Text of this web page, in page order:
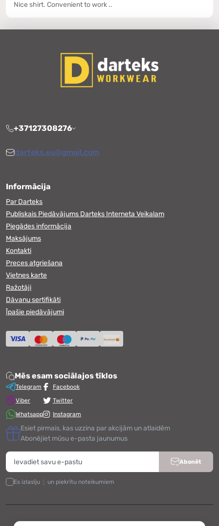
Nice shirt. Convenient to work ..
+37127308276
darteks.eu@gmail.com
Informācija
Par Darteks
Publiskais Piedāvājums Darteks Interneta Veikalam
Piegādes informācija
Maksājums
Kontakti
Preces atgriešana
Vietnes karte
Ražotāji
Dāvanu sertifikāti
Īpašie piedāvājumi
Mēs esam sociālajos tīklos
Telegram
Viber
Whatsapp
Facebook
Twitter
Instagram
Esiet pirmais, kas uzzina par akcijām un atlaidēm
Abonējiet mūsu e-pasta jaunumus
Abonēt
Es izlasīju un piekrītu noteikumiem